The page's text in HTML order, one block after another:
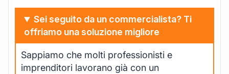
Sei seguito da un commercialista? Ti
offriamo una soluzione migliore
Sappiamo che molti professionisti e
imprenditori lavorano già con un